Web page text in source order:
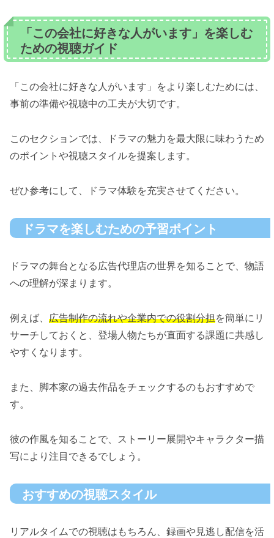
「この会社に好きな人がいます」を楽しむ
ための視聴ガイド
「この会社に好きな人がいます」をより楽しむためには、
事前の準備や視聴中の工夫が大切です。
このセクションでは、ドラマの魅力を最大限に味わうため
のポイントや視聴スタイルを提案します。
ぜひ参考にして、ドラマ体験を充実させてください。
ドラマを楽しむための予習ポイント
ドラマの舞台となる広告代理店の世界を知ることで、物語
への理解が深まります。
例えば、 広告制作の流れや企業内での役割分担を簡単にリ
サーチしておくと、登場人物たちが直面する課題に共感し
やすくなります。
また、脚本家の過去作品をチェックするのもおすすめで
す。
彼の作風を知ることで、ストーリー展開やキャラクター描
写により注目できるでしょう。
おすすめの視聴スタイル
リアルタイムでの視聴はもちろん、録画や見逃し配信を活